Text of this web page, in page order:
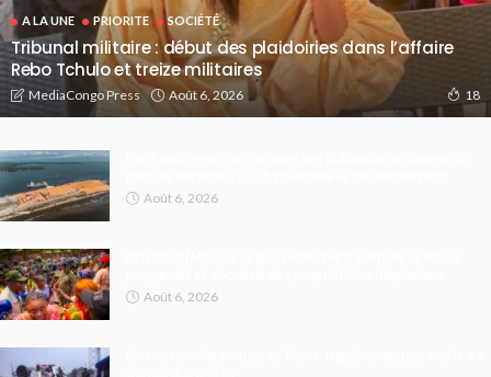
A LA UNE PRIORITE SOCIÉTÉ
Tribunal militaire : début des plaidoiries dans l’affaire
Rebo Tchulo et treize militaires
MediaCongo Press Août 6, 2026 18
Août 6, 2026
Août 6, 2026